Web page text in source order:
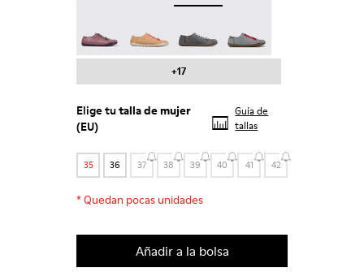
+17
Elige tutalla de mujer
(EU)
Guía de
tallas
35 36 37 38 39 40 41 42
*Quedan pocas unidades
Añadir a la bolsa